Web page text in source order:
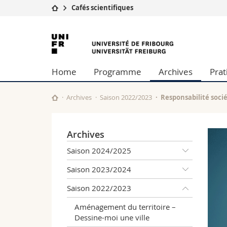
Université
Recherche
Université
Formation continue
Sciences
Lettres et
Sciences
Cafés scientifiques
Université
de
Fribourg
Home Programme Archives
Archives Saison 2022/2023 Responsabilité
Archives
Saison 2024/2025
Saison 2023/2024
Saison 2022/2023
Aménagement du territoire –
Dessine-moi une ville